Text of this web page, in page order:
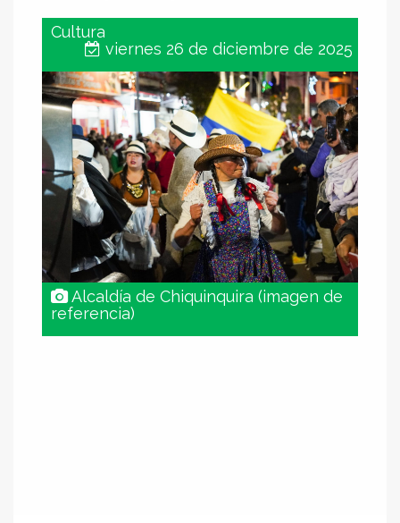
Cultura
viernes 26 de diciembre de 2025
Alcaldía de Chiquinquira (imagen de
referencia)